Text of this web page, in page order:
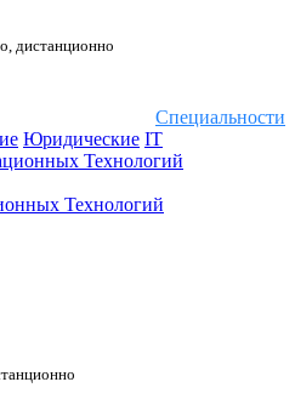
дистанционно
Специальности
Юридические IT
Технологий